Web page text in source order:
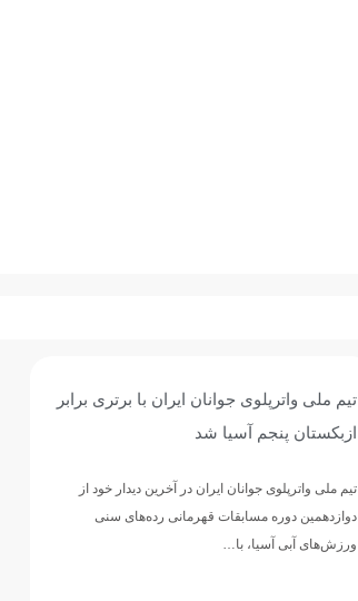
تیم ملی واترپلوی جوانان ایران با برتری برابر
ازبکستان پنجم آسیا شد
تیم ملی واترپلوی جوانان ایران در آخرین دیدار خود از
دوازدهمین دوره مسابقات قهرمانی رده‌های سنی
ورزش‌های آبی آسیا، با…